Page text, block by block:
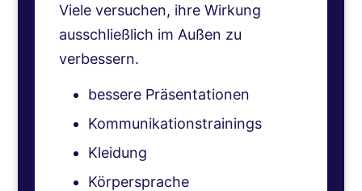
Viele versuchen, ihre Wirkung
ausschließlich im Außen zu
verbessern.
bessere Präsentationen
Kommunikationstrainings
Kleidung
Körpersprache